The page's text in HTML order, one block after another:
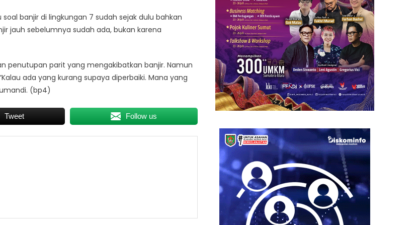
banjir di lingkungan 7 sudah sejak dulu bahkan
jauh sebelumnya sudah ada, bukan karena
penutupan parit yang mengakibatkan banjir. Namun
ada yang kurang supaya diperbaiki. Mana yang
(bp4)
Tweet Follow us